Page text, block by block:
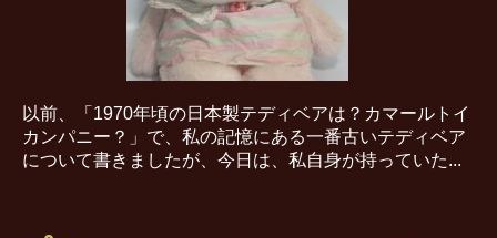
以前、「1970年頃の日本製テディベアは？カマールトイ
カンパニー？」で、私の記憶にある一番古いテディベア
について書きましたが、今日は、私自身が持っていた...